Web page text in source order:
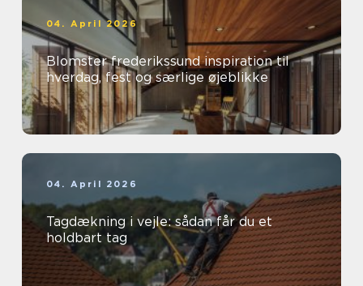
04. April 2026
Blomster frederikssund inspiration til
hverdag, fest og særlige øjeblikke
04. April 2026
Tagdækning i vejle: sådan får du et
holdbart tag